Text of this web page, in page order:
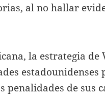
al no hallar
la estrategia de
penalidades de sus